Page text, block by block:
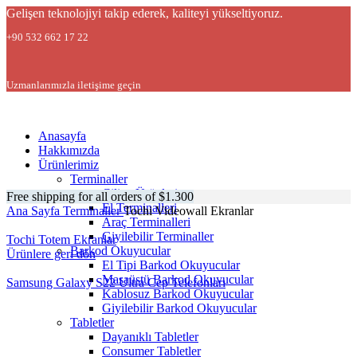
Gelişen teknolojiyi takip ederek, kaliteyi yükseltiyoruz.
+90 532 662 17 22
Uzmanlarımızla iletişime geçin
Anasayfa
Hakkımızda
Ürünlerimiz
Terminaller
Cilico Ürünleri
El Terminalleri
Araç Terminalleri
Giyilebilir Terminaller
Barkod Okuyucular
El Tipi Barkod Okuyucular
Masaüstü Barkod Okuyucular
Kablosuz Barkod Okuyucular
Giyilebilir Barkod Okuyucular
Tabletler
Dayanıklı Tabletler
Consumer Tabletler
Free shipping for all orders of $1.300
Ana Sayfa TerminallerTochi Videowall Ekranlar
Tochi Totem Ekranlar
Ürünlere geri dön
Samsung Galaxy S22 Ultra Cep Telefonları